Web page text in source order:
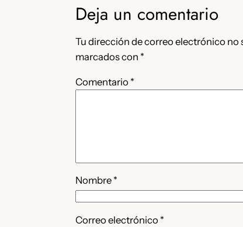
Deja un comentario
Tu dirección de correo electrónico no
marcados con *
Comentario *
Nombre *
Correo electrónico *